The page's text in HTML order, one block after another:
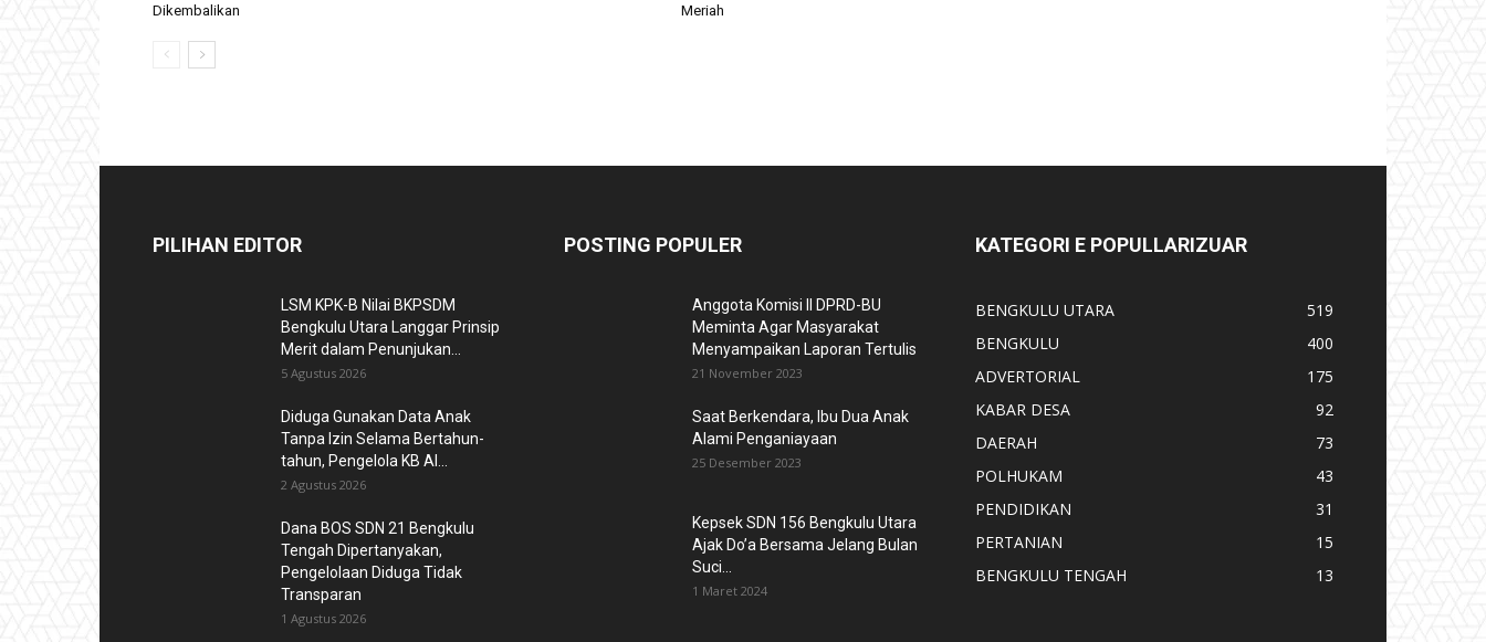
Dikembalikan
Meriah
PILIHAN EDITOR
LSM KPK-B Nilai BKPSDM
Bengkulu Utara Langgar Prinsip
Merit dalam Penunjukan...
5 Agustus 2026
Diduga Gunakan Data Anak
Tanpa Izin Selama Bertahun-
tahun, Pengelola KB Al...
2 Agustus 2026
Dana BOS SDN 21 Bengkulu
Tengah Dipertanyakan,
Pengelolaan Diduga Tidak
Transparan
1 Agustus 2026
POSTING POPULER
Anggota Komisi II DPRD-BU
Meminta Agar Masyarakat
Menyampaikan Laporan Tertulis
21 November 2023
Saat Berkendara, Ibu Dua Anak
Alami Penganiayaan
25 Desember 2023
Kepsek SDN 156 Bengkulu Utara
Ajak Do’a Bersama Jelang Bulan
Suci...
1 Maret 2024
KATEGORI E POPULLARIZUAR
BENGKULU UTARA
519
BENGKULU
400
ADVERTORIAL
175
KABAR DESA
92
DAERAH
73
POLHUKAM
43
PENDIDIKAN
31
PERTANIAN
15
BENGKULU TENGAH
13